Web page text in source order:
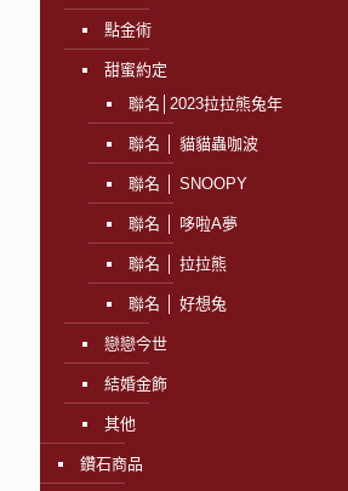
點金術
甜蜜約定
聯名│2023拉拉熊兔年
聯名 │ 貓貓蟲咖波
聯名 │ SNOOPY
聯名 │ 哆啦A夢
聯名 │ 拉拉熊
聯名 │ 好想兔
戀戀今世
結婚金飾
其他
鑽石商品